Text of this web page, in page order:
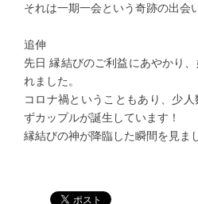
それは一期一会という奇跡の出会
追伸
先日 縁結びのご利益にあやかり
れました。
コロナ禍ということもあり、少
ずカップルが誕生しています！
縁結びの神が降臨した瞬間を見ま